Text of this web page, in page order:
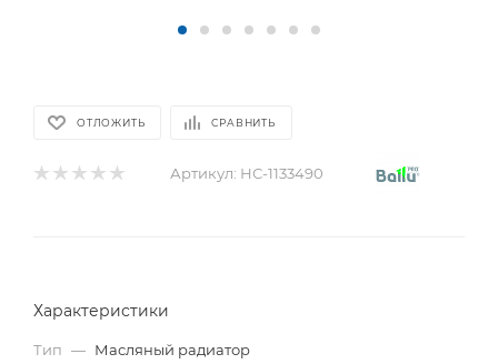
ОТЛОЖИТЬ СРАВНИТЬ
Артикул: НС-1133490
Характеристики
Тип — Масляный радиатор